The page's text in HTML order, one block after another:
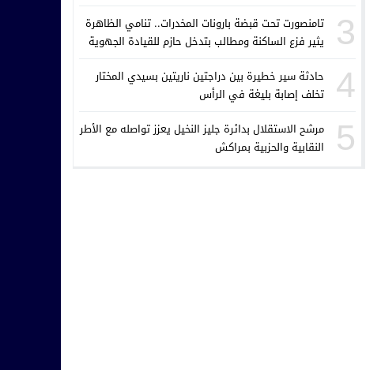
3
تامنصورت تحت قبضة بارونات المخدرات.. تنامي الظاهرة
يثير فزع الساكنة ومطالب بتدخل حازم للقيادة الجهوية
4
حادثة سير خطيرة بين دراجتين ناريتين بسيدي المختار
تخلف إصابة بليغة في الرأس
5
مرشح الاستقلال بدائرة جليز النخيل يعزز تواصله مع الأطر
النقابية والحزبية بمراكش